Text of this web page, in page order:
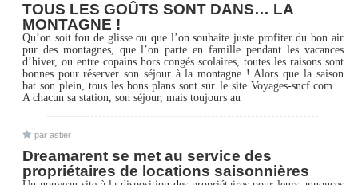
TOUS LES GOÛTS SONT DANS… LA
MONTAGNE !
Qu’on soit fou de glisse ou que l’on souhaite juste profiter du bon air
pur des montagnes, que l’on parte en famille pendant les vacances
d’hiver, ou entre copains hors congés scolaires, toutes les raisons sont
bonnes pour réserver son séjour à la montagne ! Alors que la saison
bat son plein, tous les bons plans sont sur le site Voyages-sncf.com…
A chacun sa station, son séjour, mais toujours au
par astier
Dreamarent se met au service des
propriétaires de locations saisonnières